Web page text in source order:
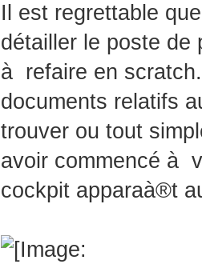
Il est regrettable
détailler le poste
à refaire en
documents relatifs
trouver ou tout
avoir commencé à
cockpit apparaà®t